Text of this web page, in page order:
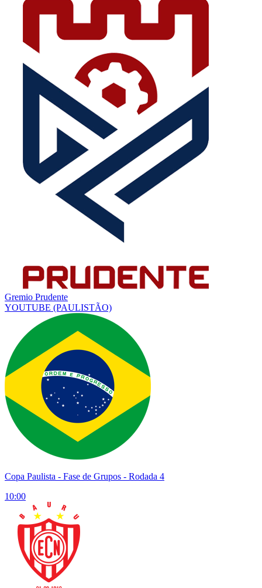
Gremio Prudente
YOUTUBE (PAULISTÃO)
Copa Paulista - Fase de Grupos - Rodada 4
10:00